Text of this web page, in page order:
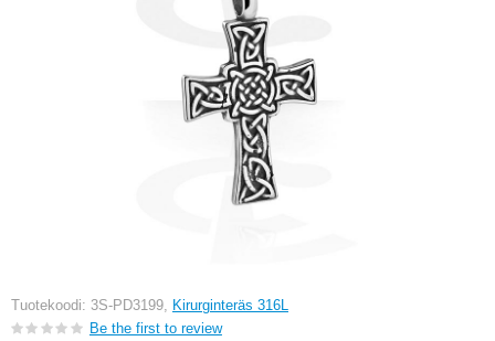
Tuotekoodi: 3S-PD3199, Kirurginteräs 316L
Be the first to review